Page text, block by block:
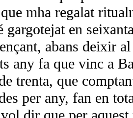
mha regalat
gargotejat en
abans deixir
any fa que vinc a
trenta, que
per any, fan en